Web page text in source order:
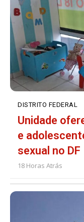
DISTRITO FEDERAL
Unidade
e
sexual no DF
18 Horas Atrás